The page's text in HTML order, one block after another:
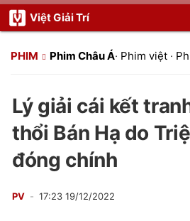
Việt Giải Trí
PHIM Phim Châu Á· Phim việt ·
Lý giải cái kết
thổi Bán Hạ do
đóng chính
PV 17:23 19/12/2022